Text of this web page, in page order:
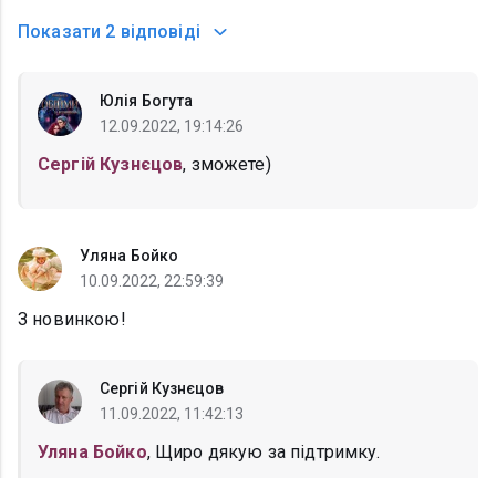
Показати 2 відповіді
Юлія Богута
12.09.2022, 19:14:26
Сергій Кузнєцов, зможете)
Уляна Бойко
10.09.2022, 22:59:39
З новинкою!
Сергій Кузнєцов
11.09.2022, 11:42:13
Уляна Бойко, Щиро дякую за підтримку.